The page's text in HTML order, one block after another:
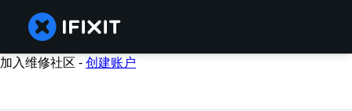
加入维修社区 -创建账户